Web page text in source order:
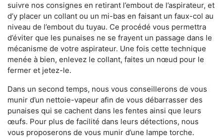
suivre nos consignes en retirant l’embout de l’aspirateur, et
d’y placer un collant ou un mi-bas en faisant un faux-col au
niveau de l’embout du tuyau. Ce procédé vous permettra
d’éviter que les punaises ne se frayent un passage dans le
mécanisme de votre aspirateur. Une fois cette technique
menée à bien, enlevez le collant, faites un nœud pour le
fermer et jetez-le.
Dans un second temps, nous vous conseillerons de vous
munir d’un nettoie-vapeur afin de vous débarrasser des
punaises qui se cachent dans les fentes ainsi que leurs
œufs. Pour plus de facilité dans leurs détections, nous
vous proposerons de vous munir d’une lampe torche.